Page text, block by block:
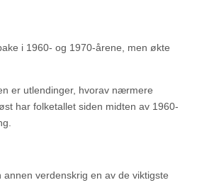
i 1960- og 1970-årene, men økte
er utlendinger, hvorav nærmere
har folketallet siden midten av 1960-
annen verdenskrig en av de viktigste